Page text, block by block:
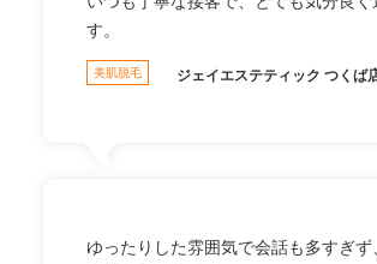
す。
美肌脱毛 ジェイエステティック つくば
ゆったりした雰囲気で会話も多すぎず